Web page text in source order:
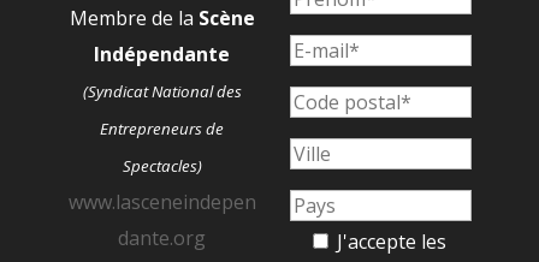
Membre de la Scène
Indépendante
(Syndicat National des
Entrepreneurs de
Spectacles)
www.lasceneindepen
dante.org
J'accepte les